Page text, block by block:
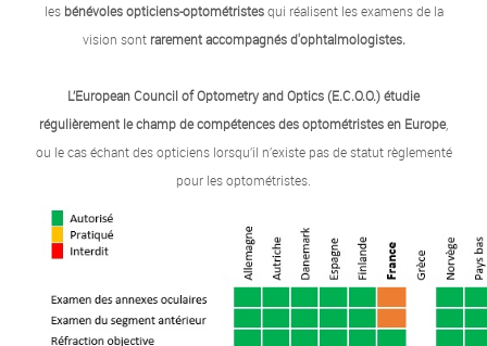
les bénévoles opticiens-optométristesqui réalisent les examens de la
vision sont rarement accompagnés d'ophtalmologistes.
L’European Council of Optometry and Optics (E.C.O.O.) étudie
régulièrement le champ de compétences des optométristes en Europe,
ou le cas échant des opticiens lorsqu’il n’existe pas de statut règlementé
pour les optométristes.